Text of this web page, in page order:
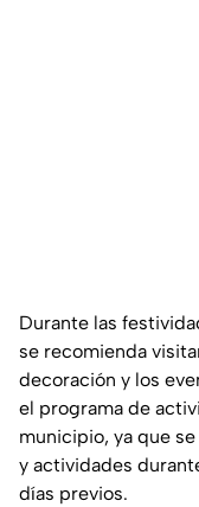
Durante las
se recomienda
decoración y los
el programa de
municipio, ya que
y actividades
días previos.